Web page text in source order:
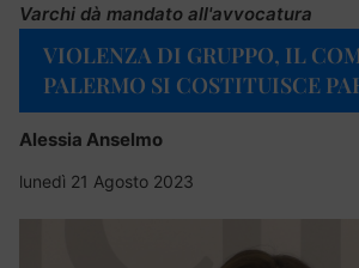
Varchi dà mandato all'avvocatura
VIOLENZA DI GRUPPO, IL
PALERMO SI COSTITUISCE
Alessia Anselmo
lunedì 21 Agosto 2023